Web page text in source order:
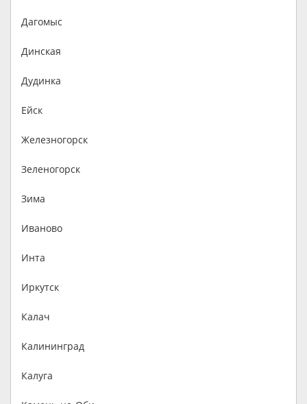
Дагомыс
Динская
Дудинка
Ейск
Железногорск
Зеленогорск
Зима
Иваново
Инта
Иркутск
Калач
Калининград
Калуга